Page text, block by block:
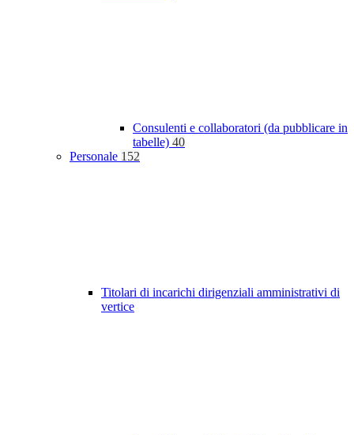
Consulenti e collaboratori (da pubblicare in
tabelle) 40
Personale 152
Titolari di incarichi dirigenziali amministrativi di
vertice